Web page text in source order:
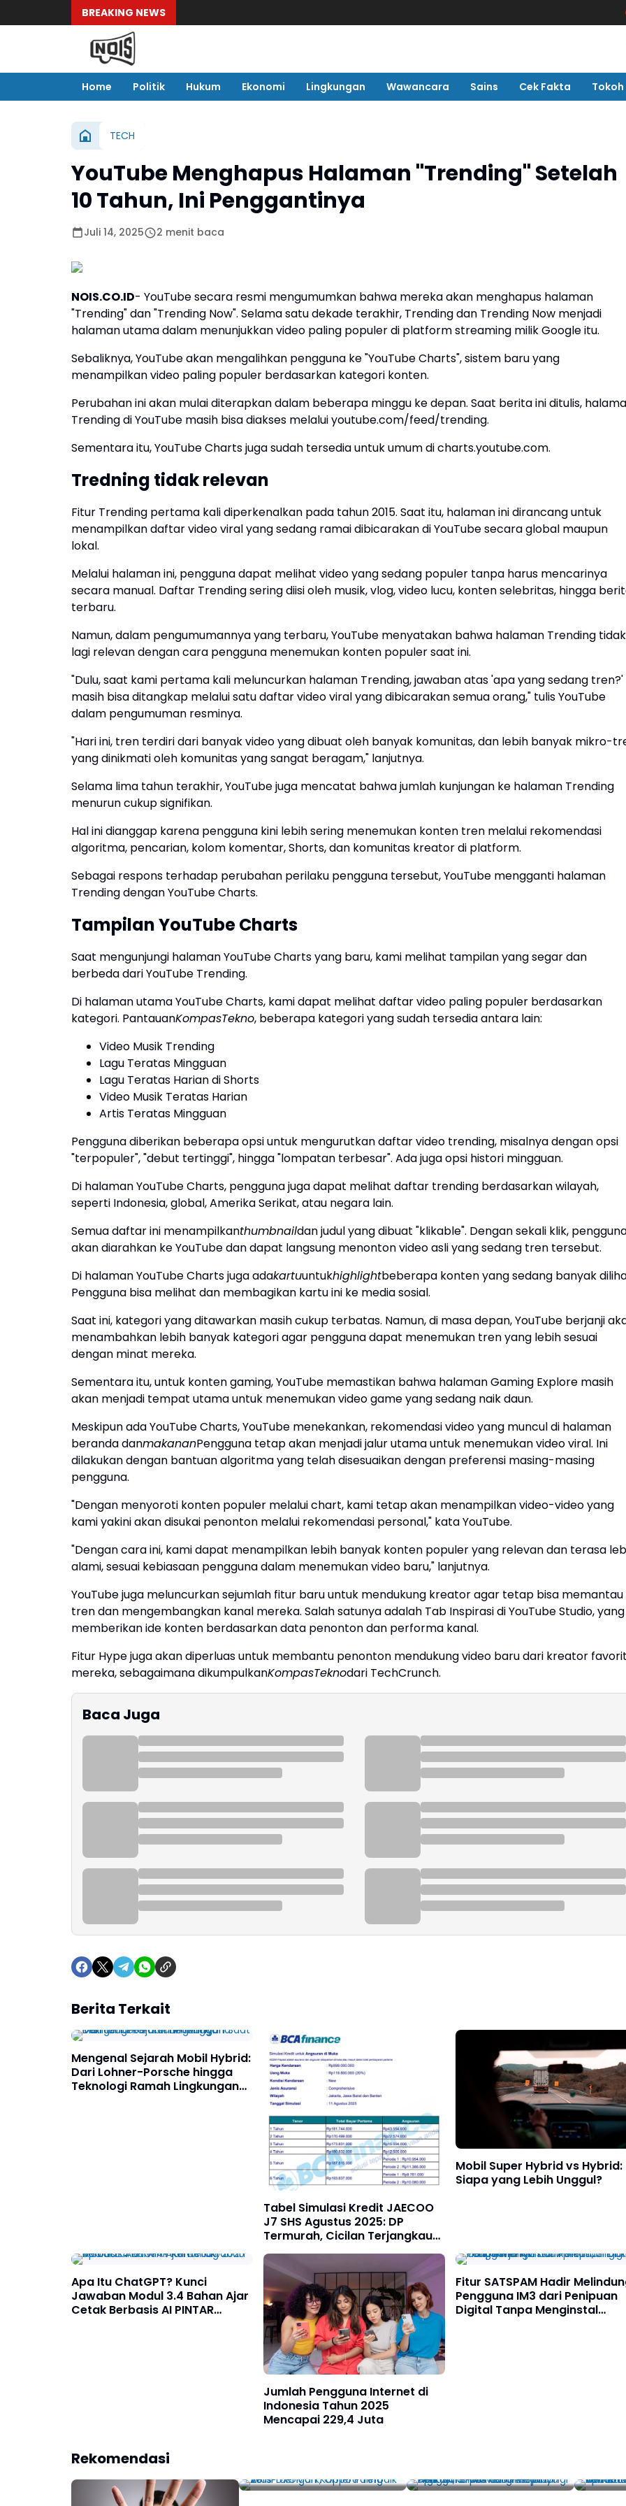
BREAKING NEWS Pemda
Home Politik Hukum Ekonomi Lingkungan Wawancara Sains Cek Fakta Tokoh
TECH
YouTube Menghapus Halaman "Trending" Setelah
10 Tahun, Ini Penggantinya
Juli 14, 2025 2 menit baca
NOIS.CO.ID- YouTube secara resmi mengumumkan bahwa mereka akan menghapus halaman
"Trending" dan "Trending Now". Selama satu dekade terakhir, Trending dan Trending Now menjadi
halaman utama dalam menunjukkan video paling populer di platform streaming milik Google itu.
Sebaliknya, YouTube akan mengalihkan pengguna ke "YouTube Charts", sistem baru yang
menampilkan video paling populer berdasarkan kategori konten.
Perubahan ini akan mulai diterapkan dalam beberapa minggu ke depan. Saat berita ini ditulis,
Trending di YouTube masih bisa diakses melalui youtube.com/feed/trending.
Sementara itu, YouTube Charts juga sudah tersedia untuk umum di charts.youtube.com.
Tredning tidak relevan
Fitur Trending pertama kali diperkenalkan pada tahun 2015. Saat itu, halaman ini dirancang untuk
menampilkan daftar video viral yang sedang ramai dibicarakan di YouTube secara global maupun
lokal.
Melalui halaman ini, pengguna dapat melihat video yang sedang populer tanpa harus mencarinya
secara manual. Daftar Trending sering diisi oleh musik, vlog, video lucu, konten selebritas, hingga
terbaru.
Namun, dalam pengumumannya yang terbaru, YouTube menyatakan bahwa halaman Trending tidak
lagi relevan dengan cara pengguna menemukan konten populer saat ini.
"Dulu, saat kami pertama kali meluncurkan halaman Trending, jawaban atas 'apa yang sedang tren?'
masih bisa ditangkap melalui satu daftar video viral yang dibicarakan semua orang," tulis YouTube
dalam pengumuman resminya.
"Hari ini, tren terdiri dari banyak video yang dibuat oleh banyak komunitas, dan lebih banyak mikro-
yang dinikmati oleh komunitas yang sangat beragam," lanjutnya.
Selama lima tahun terakhir, YouTube juga mencatat bahwa jumlah kunjungan ke halaman Trending
menurun cukup signifikan.
Hal ini dianggap karena pengguna kini lebih sering menemukan konten tren melalui rekomendasi
algoritma, pencarian, kolom komentar, Shorts, dan komunitas kreator di platform.
Sebagai respons terhadap perubahan perilaku pengguna tersebut, YouTube mengganti halaman
Trending dengan YouTube Charts.
Tampilan YouTube Charts
Saat mengunjungi halaman YouTube Charts yang baru, kami melihat tampilan yang segar dan
berbeda dari YouTube Trending.
Di halaman utama YouTube Charts, kami dapat melihat daftar video paling populer berdasarkan
kategori. PantauanKompasTekno, beberapa kategori yang sudah tersedia antara lain:
Video Musik Trending
Lagu Teratas Mingguan
Lagu Teratas Harian di Shorts
Video Musik Teratas Harian
Artis Teratas Mingguan
Pengguna diberikan beberapa opsi untuk mengurutkan daftar video trending, misalnya dengan opsi
"terpopuler", "debut tertinggi", hingga "lompatan terbesar". Ada juga opsi histori mingguan.
Di halaman YouTube Charts, pengguna juga dapat melihat daftar trending berdasarkan wilayah,
seperti Indonesia, global, Amerika Serikat, atau negara lain.
Semua daftar ini menampilkanthumbnaildan judul yang dibuat "klikable". Dengan sekali klik,
akan diarahkan ke YouTube dan dapat langsung menonton video asli yang sedang tren tersebut.
Di halaman YouTube Charts juga adakartuuntukhighlightbeberapa konten yang sedang banyak
Pengguna bisa melihat dan membagikan kartu ini ke media sosial.
Saat ini, kategori yang ditawarkan masih cukup terbatas. Namun, di masa depan, YouTube berjanji
menambahkan lebih banyak kategori agar pengguna dapat menemukan tren yang lebih sesuai
dengan minat mereka.
Sementara itu, untuk konten gaming, YouTube memastikan bahwa halaman Gaming Explore masih
akan menjadi tempat utama untuk menemukan video game yang sedang naik daun.
Meskipun ada YouTube Charts, YouTube menekankan, rekomendasi video yang muncul di halaman
beranda danmakananPengguna tetap akan menjadi jalur utama untuk menemukan video viral. Ini
dilakukan dengan bantuan algoritma yang telah disesuaikan dengan preferensi masing-masing
pengguna.
"Dengan menyoroti konten populer melalui chart, kami tetap akan menampilkan video-video yang
kami yakini akan disukai penonton melalui rekomendasi personal," kata YouTube.
"Dengan cara ini, kami dapat menampilkan lebih banyak konten populer yang relevan dan terasa
alami, sesuai kebiasaan pengguna dalam menemukan video baru," lanjutnya.
YouTube juga meluncurkan sejumlah fitur baru untuk mendukung kreator agar tetap bisa memantau
tren dan mengembangkan kanal mereka. Salah satunya adalah Tab Inspirasi di YouTube Studio, yang
memberikan ide konten berdasarkan data penonton dan performa kanal.
Fitur Hype juga akan diperluas untuk membantu penonton mendukung video baru dari kreator favorit
mereka, sebagaimana dikumpulkanKompasTeknodari TechCrunch.
Baca Juga
Berita Terkait
Mengenal Sejarah Mobil Hybrid:
Dari Lohner-Porsche hingga
Teknologi Ramah Lingkungan
Tabel Simulasi Kredit JAECOO
J7 SHS Agustus 2025: DP
Termurah, Cicilan Terjangkau
di Mandiri dan BCA
Mobil Super Hybrid vs Hybrid:
Siapa yang Lebih Unggul?
Apa Itu ChatGPT? Kunci
Jawaban Modul 3.4 Bahan Ajar
Cetak Berbasis AI PINTAR
Jumlah Pengguna Internet di
Indonesia Tahun 2025
Mencapai 229,4 Juta
Fitur SATSPAM Hadir
Pengguna IM3 dari Penipuan
Digital Tanpa Menginstal
Rekomendasi
Tanpa Menginstal